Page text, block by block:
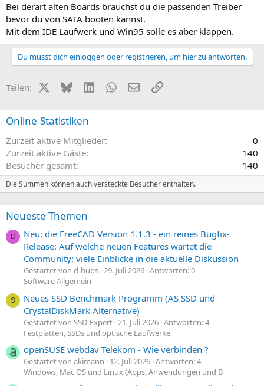
Bei derart alten Boards brauchst du die passenden Treiber
bevor du von SATA booten kannst.
Mit dem IDE Laufwerk und Win95 solle es aber klappen.
Du musst dich einloggen oder registrieren, um hier zu antworten.
Teilen: X (Twitter)
BlueskyLinkedInWhatsApp
E-MailLink
Online-Statistiken
Zurzeit aktive Mitglieder
0
Zurzeit aktive Gäste
140
Besucher gesamt
140
Die Summen können auch versteckte Besucher enthalten.
Neueste Themen
D
Neu: die FreeCAD Version 1.1.3 - ein reines Bugfix-
Release: Auf welche neuen Features wartet die
Community: viele Einblicke in die aktuelle Diskussion
Gestartet von d-hubs 29. Juli 2026 Antworten: 0
Software Allgemein
S
Neues SSD Benchmark Programm (AS SSD und
CrystalDiskMark Alternative)
Gestartet von SSD-Expert 21. Juli 2026 Antworten: 4
Festplatten, SSDs und optische Laufwerke
openSUSE webdav Telekom - Wie verbinden ?
Gestartet von akimann 12. Juli 2026 Antworten: 4
Windows, Mac OS und Linux (Apps, Anwendungen und B